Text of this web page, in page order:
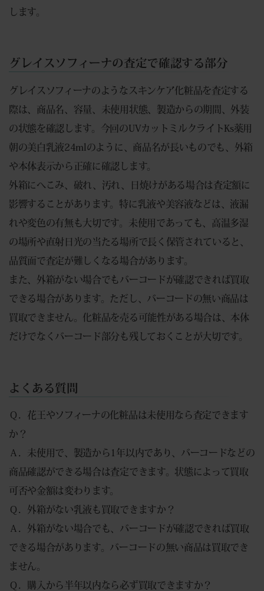
します。
グレイスソフィーナの査定で確認する部分
グレイスソフィーナのようなスキンケア化粧品を査定する
際は、商品名、容量、未使用状態、製造からの期間、外装
の状態を確認します。今回のUVカットミルクライトKs薬用
朝の美白乳液24mlのように、商品名が長いものでも、外箱
や本体表示から正確に確認します。
外箱にへこみ、破れ、汚れ、日焼けがある場合は査定額に
影響することがあります。特に乳液や美容液などは、液漏
れや変色の有無も大切です。未使用であっても、高温多湿
の場所や直射日光の当たる場所で長く保管されていると、
品質面で査定が難しくなる場合があります。
また、外箱がない場合でもバーコードが確認できれば買取
できる場合があります。ただし、バーコードの無い商品は
買取できません。化粧品を売る可能性がある場合は、本体
だけでなくバーコード部分も残しておくことが大切です。
よくある質問
Ｑ．花王やソフィーナの化粧品は未使用なら査定できます
か？
Ａ．未使用で、製造から1年以内であり、バーコードなどの
商品確認ができる場合は査定できます。状態によって買取
可否や金額は変わります。
Ｑ．外箱がない乳液も買取できますか？
Ａ．外箱がない場合でも、バーコードが確認できれば買取
できる場合があります。バーコードの無い商品は買取でき
ません。
Ｑ．購入から半年以内なら必ず買取できますか？